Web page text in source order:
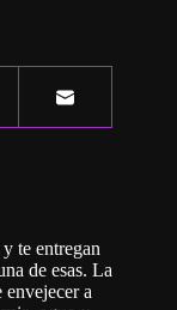
te entregan
de esas. La
envejecer a